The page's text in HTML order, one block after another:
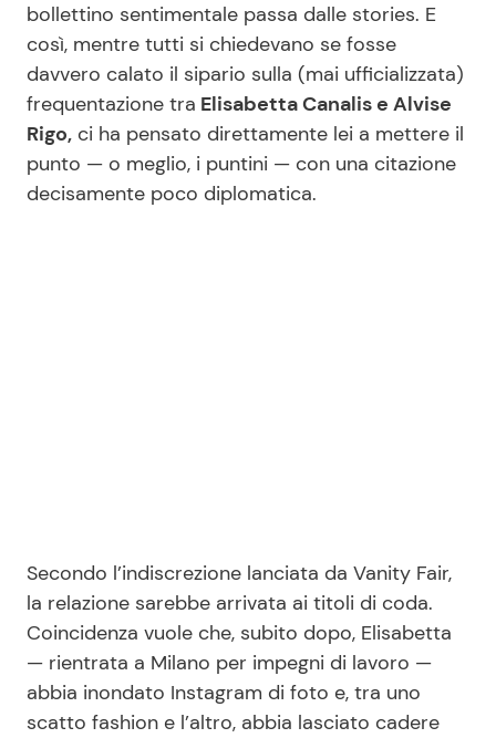
Moda e Style
Mondo Mamma
News benessere
Dolci
Le Ricette in TV
Primi Piatti
Info
Chi siamo
Disclaimer e Privacy
Redazione
bollettino sentimentale passa dalle stories. E
così, mentre tutti si chiedevano se fosse
davvero calato il sipario sulla (mai ufficializzata)
frequentazione tra Elisabetta Canalis e Alvise
Rigo, ci ha pensato direttamente lei a mettere il
punto — o meglio, i puntini — con una citazione
decisamente poco diplomatica.
Secondo l’indiscrezione lanciata da Vanity Fair,
la relazione sarebbe arrivata ai titoli di coda.
Coincidenza vuole che, subito dopo, Elisabetta
— rientrata a Milano per impegni di lavoro —
abbia inondato Instagram di foto e, tra uno
scatto fashion e l’altro, abbia lasciato cadere